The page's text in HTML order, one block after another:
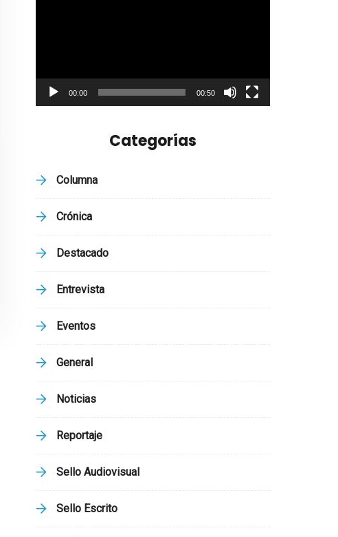
00:00 00:50
Categorías
Columna
Crónica
Destacado
Entrevista
Eventos
General
Noticias
Reportaje
Sello Audiovisual
Sello Escrito